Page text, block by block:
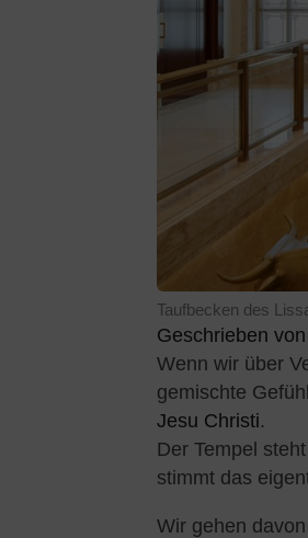
Taufbecken des
Geschrieben von
Wenn wir über
gemischte
Jesu Christi.
Der Tempel
stimmt das
Wir gehen